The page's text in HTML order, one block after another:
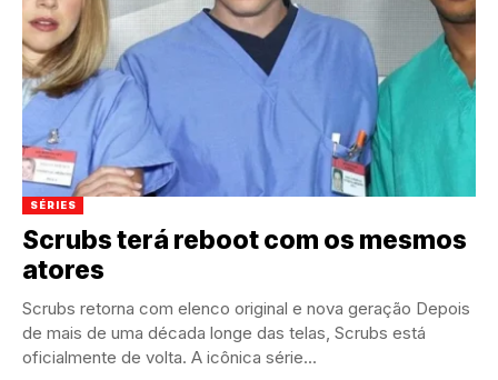
SÉRIES
Scrubs terá reboot com os mesmos
atores
Scrubs retorna com elenco original e nova geração Depois
de mais de uma década longe das telas, Scrubs está
oficialmente de volta. A icônica série...